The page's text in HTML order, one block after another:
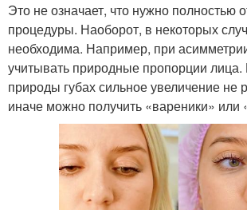
Это не означает, что нужно полностью
процедуры. Наоборот, в некоторых
необходима. Например, при
учитывать природные пропорции лица.
природы губах сильное увеличение не
иначе можно получить «вареники» или